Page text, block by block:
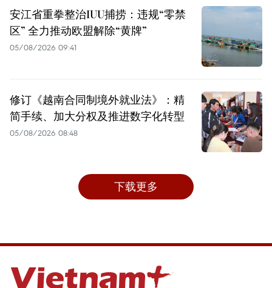
安江省重拳整治IUU捕捞：违规“零禁
区” 全力推动欧盟解除“黄牌”
05/08/2026 09:41
修订《越南合同制境外就业法》：精
简手续、加大分权及推进数字化转型
05/08/2026 08:48
下载更多